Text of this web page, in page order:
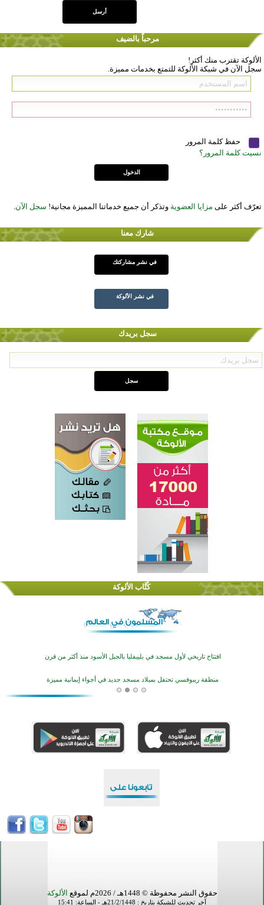
مرحباً بالضيف
الألوكة تقترب منك أكثر!
سجل الآن في شبكة الألوكة للتمتع بخدمات مميزة.
حفظ كلمة المرور
نسيت كلمة المرور؟
تعرّف أكثر على مزايا العضوية وتذكر أن جميع خدماتنا المميزة مجانية! سجل الآن
شارك معنا
في نشر مشاركتك
في نشر الألوكة
سجل بريدك
كُتَّاب الألوكة
اختتام الدورة التاسعة لمسابقة حفظ وتلاوة القرآن الكريم في أزناكاييف
تيسليتش تختتم برنامجا تعليميا لتعزيز القيم وبناء الشخصية للشباب المسلمين
اختتام منافسات قرآنية متميزة في بنغلاديش بمشاركة 3000 متسابق
أكبر مشروع إسلامي في ريف أستراليا يفتتح أبوابه بعد سنوات من العمل والعطاء
اختتام الدورة التاسعة لمسابقة حفظ وتلاوة القرآن الكريم في أزناكاييف
حقوق النشر محفوظة © 1448هـ / 2026م لموقع الألوكة
آخر تحديث للشبكة بتاريخ : 21/2/1448هـ - الساعة: 15:41